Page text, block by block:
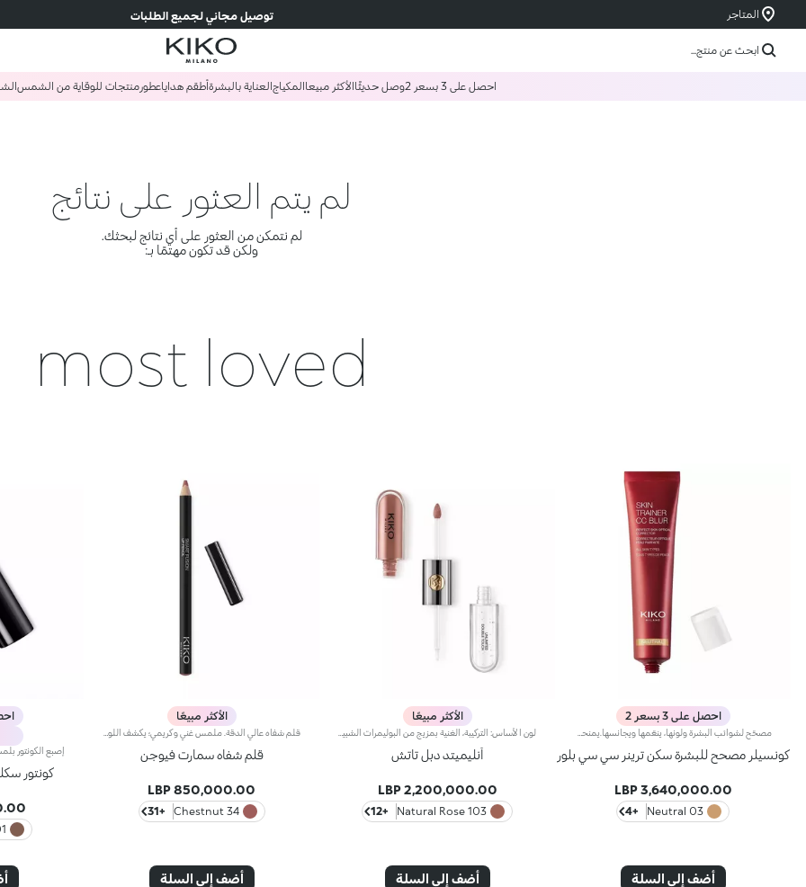
توصيل مجاني لجميع الطلبات المتاجر
ابحث عن منتج...
احصل على 3 بسعر 2 وصل حديثًاالأكثر مبيعاالمكياجالعناية بالبشرةأطقم هداياعطورمنتجات للوقاية من الشمس
لم يتم العثور على نتائج
لم نتمكن من العثور على أي نتائج لبحثك.
ولكن قد تكون مهتمًا بـ:
most loved
احصل على 3 بسعر 2
كونسيلر مصحح للبشرة سكن ترينر سي سي بلور
3,640,000.00 LBP
03 Neutral
+4
أضف إلى السلة
الأكثر مبيعًا
أنليميتد دبل تاتش
2,200,000.00 LBP
103 Natural Rose
+12
أضف إلى السلة
الأكثر مبيعًا
قلم شفاه سمارت فيوجن
850,000.00 LBP
34 Chestnut
+31
أضف إلى السلة
كونتور
LBP